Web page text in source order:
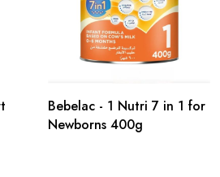
Bebelac - 1 Nutri 7 in 1 for
Newborns 400g